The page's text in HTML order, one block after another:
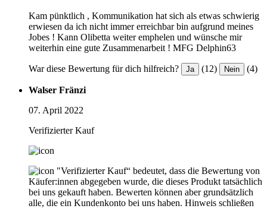
Kam pünktlich , Kommunikation hat sich als etwas schwierig
erwiesen da ich nicht immer erreichbar bin aufgrund meines
Jobes ! Kann Olibetta weiter emphelen und wünsche mir
weiterhin eine gute Zusammenarbeit ! MFG Delphin63
War diese Bewertung für dich hilfreich? Ja (12) Nein (4)
Walser Fränzi
07. April 2022
Verifizierter Kauf
"Verifizierter Kauf“ bedeutet, dass die Bewertung von
Käufer:innen abgegeben wurde, die dieses Produkt tatsächlich
bei uns gekauft haben. Bewerten können aber grundsätzlich
alle, die ein Kundenkonto bei uns haben. Hinweis schließen